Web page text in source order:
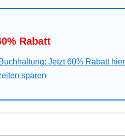
Rabatt
Jetzt 60% Rabatt
sparen